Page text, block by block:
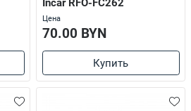
Incar RFO-FC262
Цена
70.00 BYN
Купить